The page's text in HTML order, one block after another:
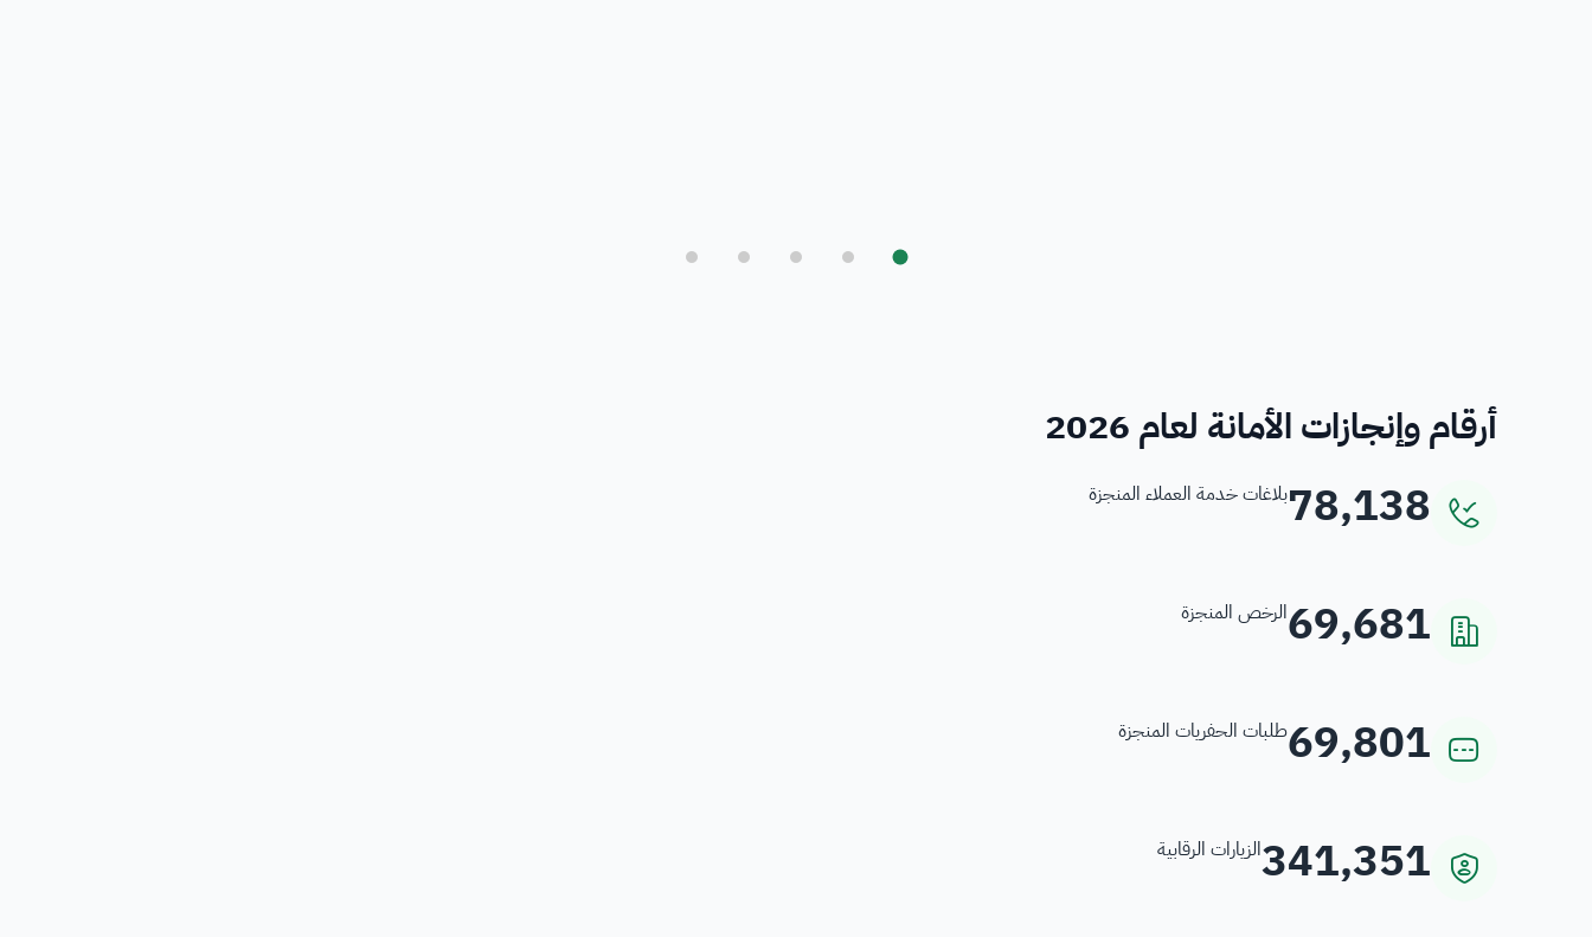
أرقام وإنجازات الأمانة لعام 2026
78,138بلاغات خدمة العملاء المنجزة
69,681الرخص المنجزة
69,801طلبات الحفريات المنجزة
341,351الزيارات الرقابية